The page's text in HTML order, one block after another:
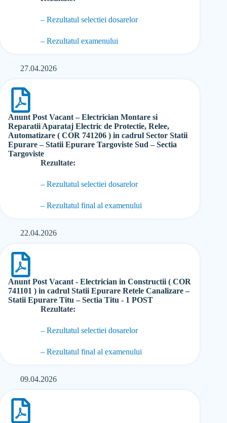
– Rezultatul selectiei dosarelor
– Rezultatul examenului
27.04.2026
Anunt Post Vacant – Electrician Montare si
Reparatii Aparataj Electric de Protectie, Relee,
Automatizare ( COR 741206 ) in cadrul Sector Statii
Epurare – Statii Epurare Targoviste Sud – Sectia
Targoviste
Rezultate:
– Rezultatul selectiei dosarelor
– Rezultatul final al examenului
22.04.2026
Anunt Post Vacant - Electrician in Constructii ( COR
741101 ) in cadrul Statii Epurare Retele Canalizare –
Statii Epurare Titu – Sectia Titu - 1 POST
Rezultate:
– Rezultatul selectiei dosarelor
– Rezultatul final al examenului
09.04.2026